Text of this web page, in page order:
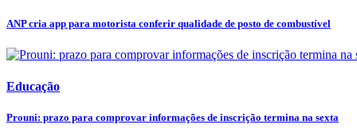
ANP cria app para motorista conferir qualidade de posto de combustível
Educação
Prouni: prazo para comprovar informações de inscrição termina na sexta